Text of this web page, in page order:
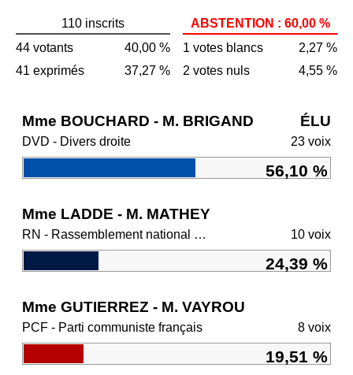
110 inscrits
44 votants
40,00 %
41 exprimés
37,27 %
ABSTENTION : 60,00 %
1 votes blancs
2,27 %
2 votes nuls
4,55 %
Mme BOUCHARD - M. BRIGAND ÉLU
DVD - Divers droite 23 voix
56,10 %
Mme LADDE - M. MATHEY
RN - Rassemblement national et ses alliés 10 voix
24,39 %
Mme GUTIERREZ - M. VAYROU
PCF - Parti communiste français 8 voix
19,51 %